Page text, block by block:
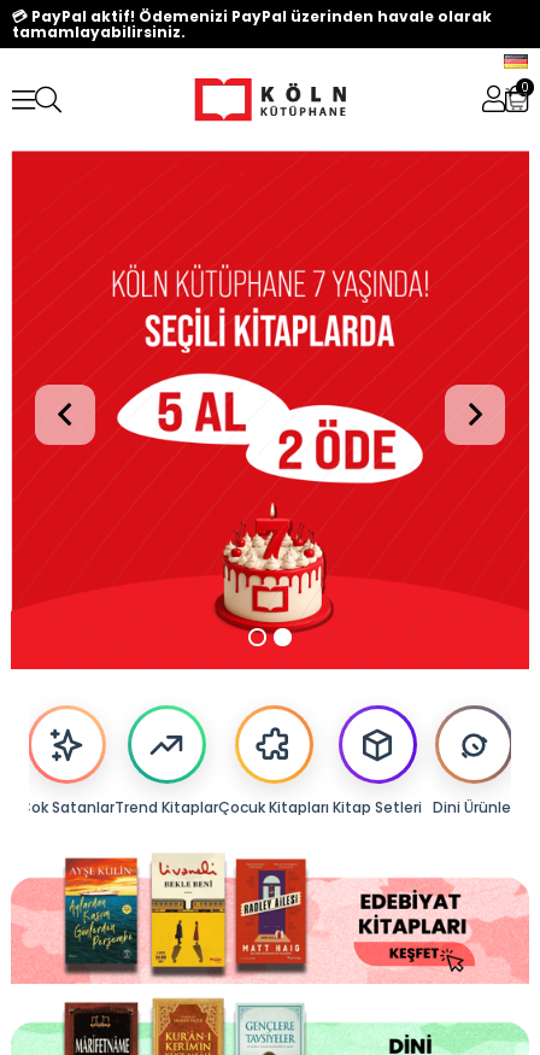
💳 PayPal aktif! Ödemenizi PayPal üzerinden havale olarak
tamamlayabilirsiniz.
0
Çok SatanlarTrend KitaplarÇocuk Kitapları Kitap Setleri Dini Ürünler